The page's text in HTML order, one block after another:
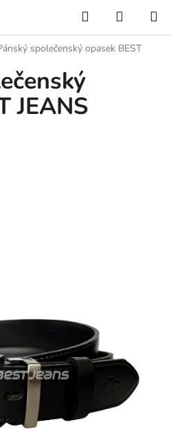
Hledat
KOŠÍK
společenský opasek BEST
JEANS